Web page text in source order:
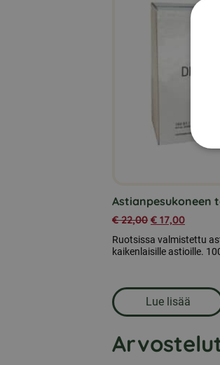
Astianpesukoneen
€22,00 € 17,00
Ruotsissa valmistettu
kaikenlaisille astioille.
Lue lisää
om